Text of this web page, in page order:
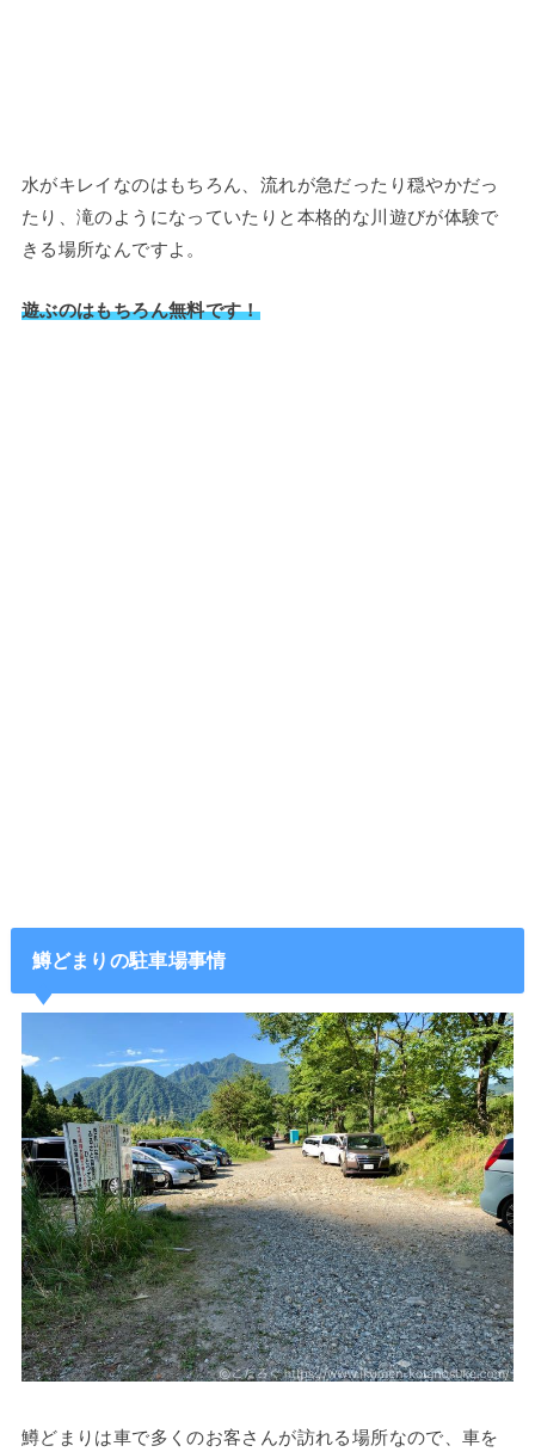
水がキレイなのはもちろん、流れが急だったり穏やかだっ
たり、滝のようになっていたりと本格的な川遊びが体験で
きる場所なんですよ。
遊ぶのはもちろん無料です！
鱒どまりの駐車場事情
鱒どまりは車で多くのお客さんが訪れる場所なので、車を